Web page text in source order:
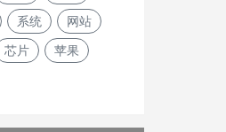
系统 网站
芯片 苹果